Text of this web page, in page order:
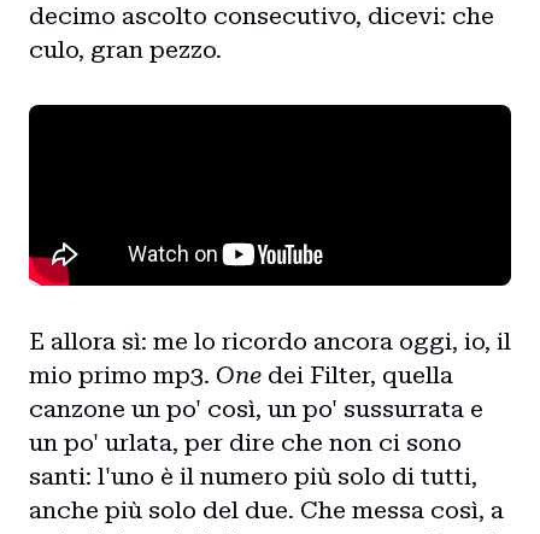
decimo ascolto consecutivo, dicevi: che
culo, gran pezzo.
E allora sì: me lo ricordo ancora oggi, io, il
mio primo mp3. One dei Filter, quella
canzone un po' così, un po' sussurrata e
un po' urlata, per dire che non ci sono
santi: l'uno è il numero più solo di tutti,
anche più solo del due. Che messa così, a